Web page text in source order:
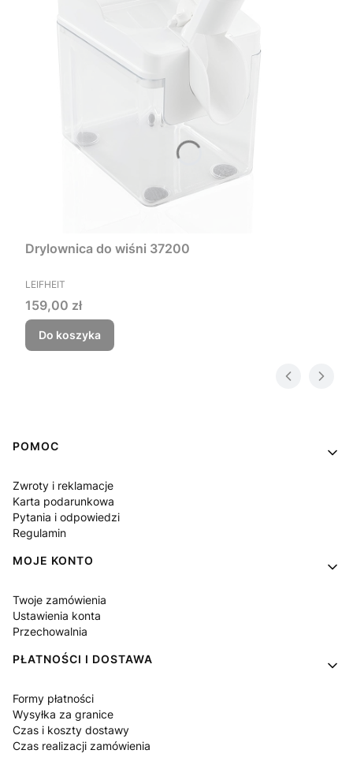
Drylownica do wiśni 37200
PRODUCENT
LEIFHEIT
Cena
159,00 zł
Do koszyka
Linki w stopce
POMOC
Zwroty i reklamacje
Karta podarunkowa
Pytania i odpowiedzi
Regulamin
MOJE KONTO
Twoje zamówienia
Ustawienia konta
Przechowalnia
PŁATNOŚCI I DOSTAWA
Formy płatności
Wysyłka za granice
Czas i koszty dostawy
Czas realizacji zamówienia